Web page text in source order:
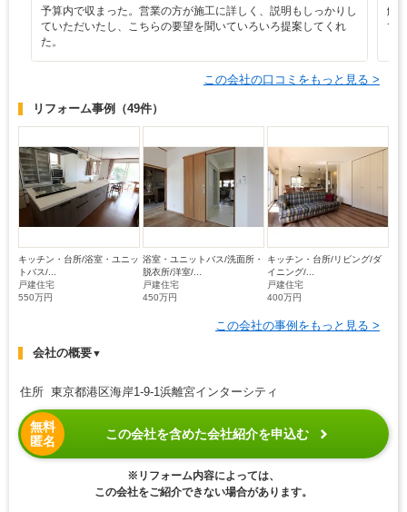
予算内で収まった。営業の方が施工に詳しく、説明もしっかりし
ていただいたし、こちらの要望を聞いていろいろ提案してくれ
た。
解
て
この会社の口コミをもっと見る >
リフォーム事例 （49件）
キッチン・台所/浴室・ユニッ
トバス/...
戸建住宅
550万円
浴室・ユニットバス/洗面所・
脱衣所/洋室/...
戸建住宅
450万円
キッチン・台所/リビング/ダ
イニング/...
戸建住宅
400万円
この会社の事例をもっと見る >
会社の概要▼
住所 東京都港区海岸1-9-1浜離宮インターシティ
無料
匿名
この会社を含めた会社紹介を申込む
※リフォーム内容によっては、
この会社をご紹介できない場合があります。